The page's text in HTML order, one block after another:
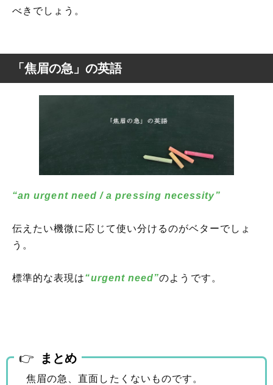
べきでしょう。
「焦眉の急」の英語
“an urgent need / a pressing necessity”
伝えたい機微に応じて使い分けるのがベターでしょ
う。
標準的な表現は“urgent need”のようです。
まとめ
焦眉の急、直面したくないものです。